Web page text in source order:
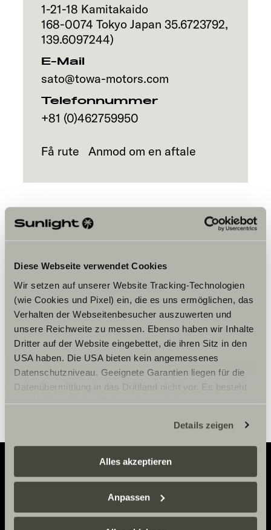
Diese Webseite verwendet Cookies
Wir setzen auf unserer Website Tracking-Technologien
(wie Cookies und Pixel) ein, die es uns ermöglichen, das
Verhalten der Webseitenbesucher auszuwerten und
unsere Reichweite zu messen. Ebenso haben wir Inhalte
Dritter auf der Website eingebettet, die ihren Sitz in den
USA haben. Die USA bieten kein angemessenes
Datenschutzniveau. Geeignete Garantien liegen für die
Datenübermittlung in das Drittland nicht vor. Es besteht
ein erhöhtes Risiko für Betroffene, da diesen
zustehen. Eingesetzte Dienstleister können Daten für
eigene Zwecke verarbeiten und mit anderen Daten
zusammenführen. Weitere Informationen finden Sie hier:
Datenschutzerklärung
einzelne Cookies/Dienste in den Einstellungen aus,
erteilen Sie uns Ihre Einwilligung zur Verarbeitung Ihrer
Details zeigen
Alles akzeptieren
Anpassen
1-21-18 Kamitakaido
168-0074 Tokyo Japan 35.6723792,
139.6097244)
E-Mail
sato@towa-motors.com
Telefonnummer
+81 (0)462759950
Få rute Anmod om en aftale
Accepter venligst
marketingcookies for at se
indholdet.
Cookie-indstillinger
Adventure
Now.